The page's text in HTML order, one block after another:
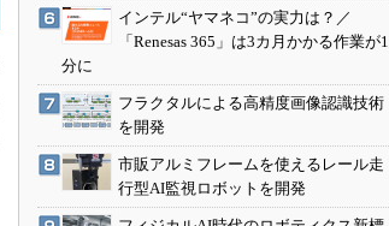
インテル“ヤマネコ”の実力は？／
「Renesas 365」は3カ月かかる作業が1
分に
フラクタルによる高精度画像認識技術
を開発
市販アルミフレームを使えるレール走
行型AI監視ロボットを開発